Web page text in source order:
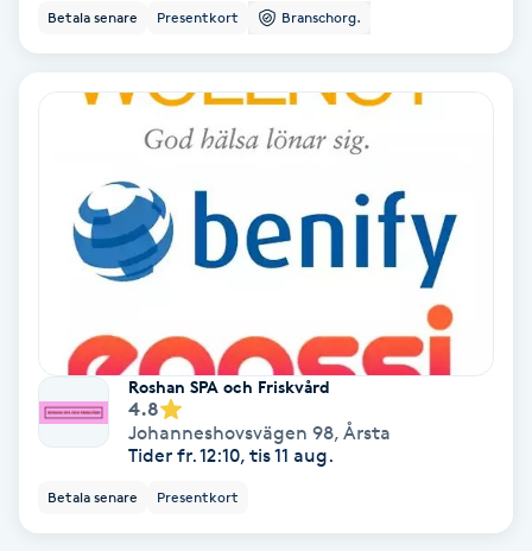
Blowout
Brynfärgning
Brynplockning
Bröllopsuppsättning
Celluliter
Coachning
Betala senare Presentkort Branschorg.
Roshan SPA och Friskvård
4.8
Johanneshovsvägen 98, Årsta
Tider fr. 12:10, tis 11 aug.
Betala senare Presentkort